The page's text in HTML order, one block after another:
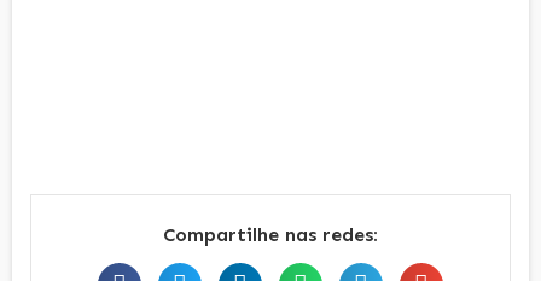
Compartilhe nas redes: